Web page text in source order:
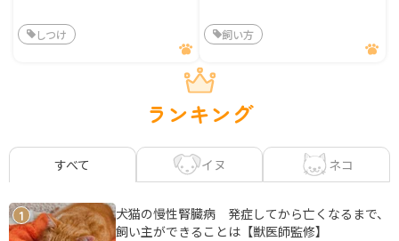
しつけ 飼い方
ランキング
すべて イヌ ネコ
1
犬猫の慢性腎臓病 発症してから亡くなるまで、
飼い主ができることは【獣医師監修】